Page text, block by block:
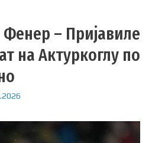
– Пријавиле
на Актуркоглу по